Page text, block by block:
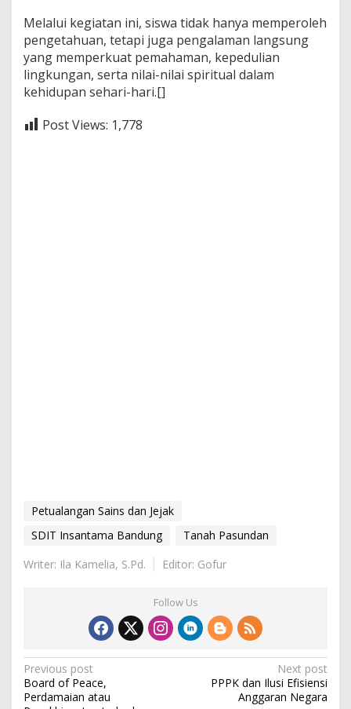
Melalui kegiatan ini, siswa tidak hanya memperoleh
pengetahuan, tetapi juga pengalaman langsung
yang memperkuat pemahaman, kepedulian
lingkungan, serta nilai-nilai spiritual dalam
kehidupan sehari-hari.[]
Post Views: 1,778
Petualangan Sains dan Jejak
SDIT Insantama Bandung
Tanah Pasundan
Writer: Ila Kamelia, S.Pd.
Editor: Gofur
Follow Us
P
o
Previous post
Board of Peace,
Perdamaian atau
Next post
PPPK dan Ilusi Efisiensi
Anggaran Negara